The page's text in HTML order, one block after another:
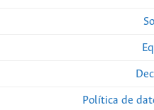
Política de